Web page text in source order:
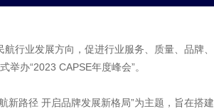
航行业发展方向，促进行业服务、质量、品牌
举办“2023 CAPSE年度峰会”。
新路径 开启品牌发展新格局”为主题，旨在